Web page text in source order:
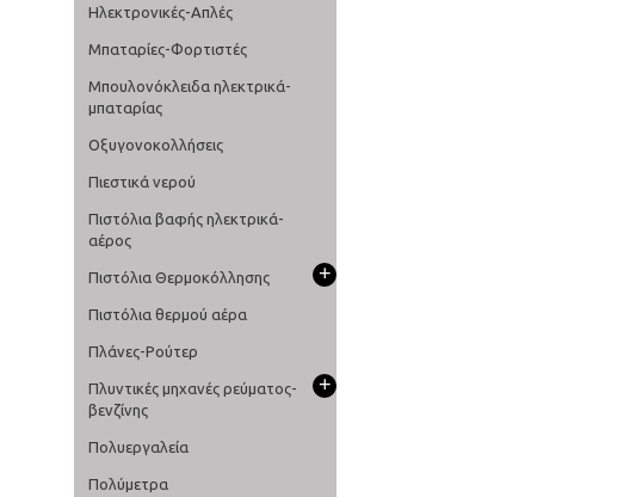
Ηλεκτρονικές-Απλές
Μπαταρίες-Φορτιστές
Μπουλονόκλειδα ηλεκτρικά-
μπαταρίας
Οξυγονοκολλήσεις
Πιεστικά νερού
Πιστόλια βαφής ηλεκτρικά-
αέρος
Πιστόλια Θερμοκόλλησης +
Πιστόλια θερμού αέρα
Πλάνες-Ρούτερ
Πλυντικές μηχανές ρεύματος-
βενζίνης
+
Πολυεργαλεία
Πολύμετρα